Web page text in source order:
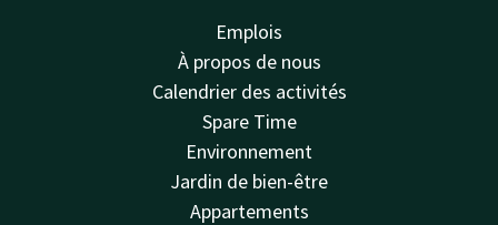
Emplois
À propos de nous
Calendrier des activités
Spare Time
Environnement
Jardin de bien-être
Appartements